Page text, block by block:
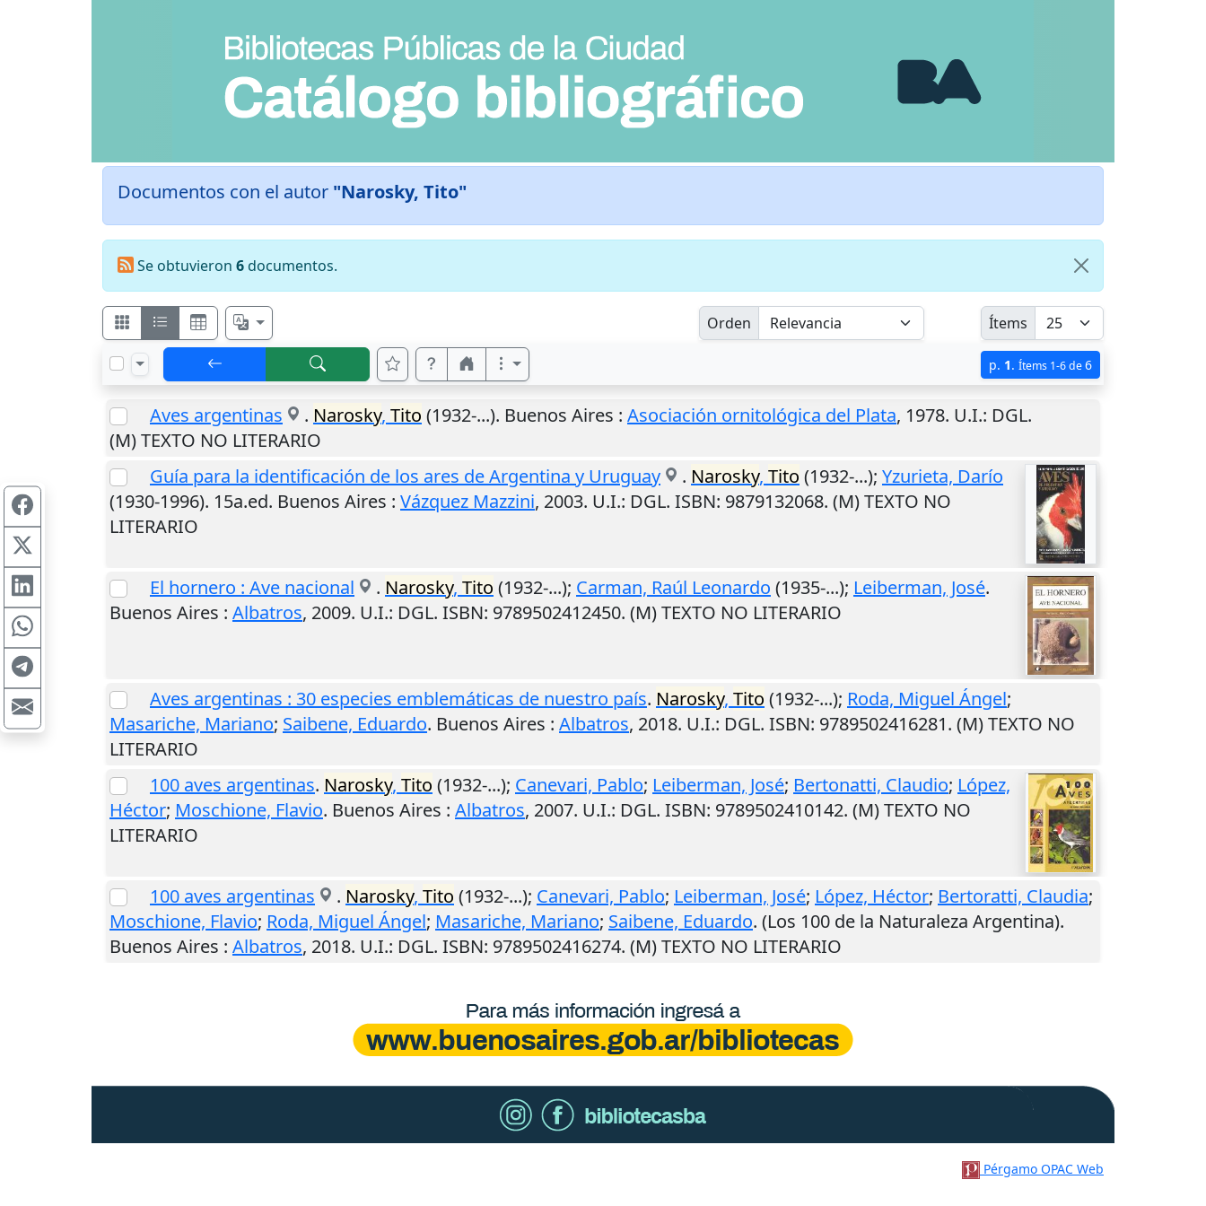
Documentos con el autor "Narosky, Tito"
Se obtuvieron 6documentos.
Orden Ítems
p. 1. Ítems 1-6 de6
Aves argentinas . Narosky, Tito (1932-...). Buenos Aires : Asociación ornitológica del Plata, 1978. U.I.: DGL.
(M) TEXTO NO LITERARIO
Guía para la identificación de los ares de Argentina y Uruguay
. Narosky, Tito (1932-...); Yzurieta, Darío
(1930-1996). 15a.ed. Buenos Aires : Vázquez Mazzini, 2003. U.I.: DGL. ISBN: 9879132068. (M) TEXTO NO
LITERARIO
El hornero : Ave nacional . Narosky, Tito (1932-...); Carman, Raúl Leonardo (1935-...); Leiberman, José.
Buenos Aires : Albatros, 2009. U.I.: DGL. ISBN: 9789502412450. (M) TEXTO NO LITERARIO
Aves argentinas : 30 especies emblemáticas de nuestro país. Narosky, Tito (1932-...); Roda, Miguel Ángel;
Masariche, Mariano; Saibene, Eduardo. Buenos Aires : Albatros, 2018. U.I.: DGL. ISBN: 9789502416281. (M) TEXTO NO
LITERARIO
100 aves argentinas. Narosky, Tito (1932-...); Canevari, Pablo; Leiberman, José; Bertonatti, Claudio; López,
Héctor; Moschione, Flavio. Buenos Aires : Albatros, 2007. U.I.: DGL. ISBN: 9789502410142. (M) TEXTO NO
LITERARIO
100 aves argentinas . Narosky, Tito (1932-...); Canevari, Pablo; Leiberman, José; López, Héctor; Bertoratti, Claudia;
Moschione, Flavio; Roda, Miguel Ángel; Masariche, Mariano; Saibene, Eduardo. (Los 100 de la Naturaleza Argentina).
Buenos Aires : Albatros, 2018. U.I.: DGL. ISBN: 9789502416274. (M) TEXTO NO LITERARIO
Pérgamo OPAC Web